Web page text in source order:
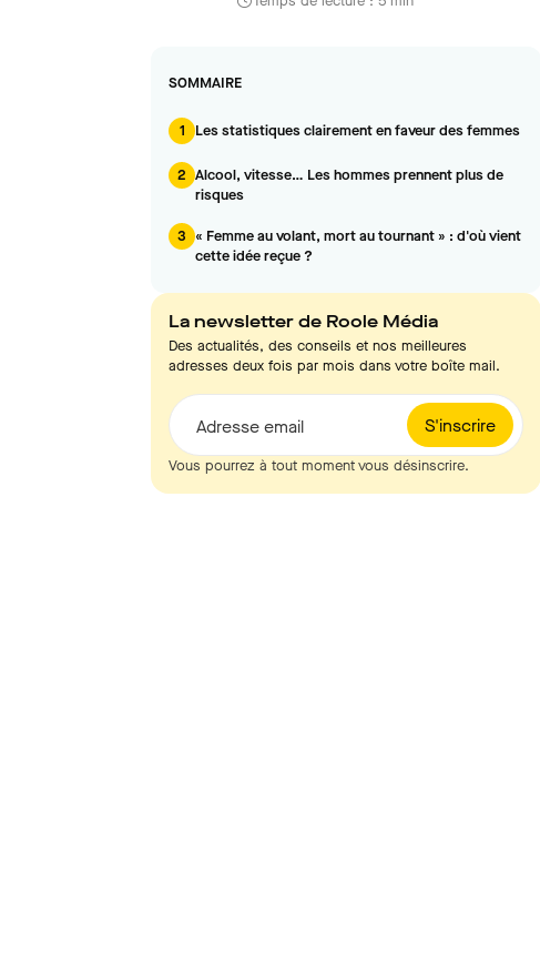
SOMMAIRE
1 Les statistiques clairement en faveur des femmes
2 Alcool, vitesse… Les hommes prennent plus de
risques
3 « Femme au volant, mort au tournant » : d'où vient
cette idée reçue ?
La newsletter de Roole Média
Des actualités, des conseils et nos meilleures
adresses deux fois par mois dans votre boîte mail.
S'inscrire
Adresse email
Vous pourrez à tout moment vous désinscrire.